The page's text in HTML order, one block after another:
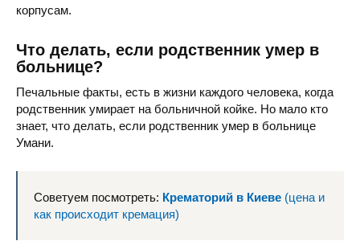
Мед. центр «Оксфорд Медикал»
корпусам.
Что делать, если родственник умер в
больнице?
Печальные факты, есть в жизни каждого человека, когда
родственник умирает на больничной койке. Но мало кто
знает, что делать, если родственник умер в больнице
Умани.
Советуем посмотреть: Крематорий в Киеве (цена и
как происходит кремация)